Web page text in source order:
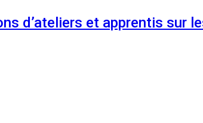
d’ateliers et apprentis sur